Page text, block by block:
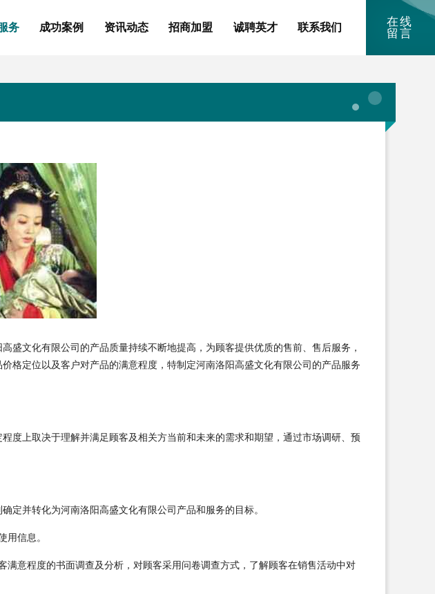
务 成功案例 资讯动态 招商加盟 诚聘英才 联系我们
在线
留言
盛文化有限公司的产品质量持续不断地提高，为顾客提供优质的售前、售后服务，
格定位以及客户对产品的满意程度，特制定河南洛阳高盛文化有限公司的产品服务
度上取决于理解并满足顾客及相关方当前和未来的需求和期望，通过市场调研、预
定并转化为河南洛阳高盛文化有限公司产品和服务的目标。
用信息。
意程度的书面调查及分析，对顾客采用问卷调查方式，了解顾客在销售活动中对